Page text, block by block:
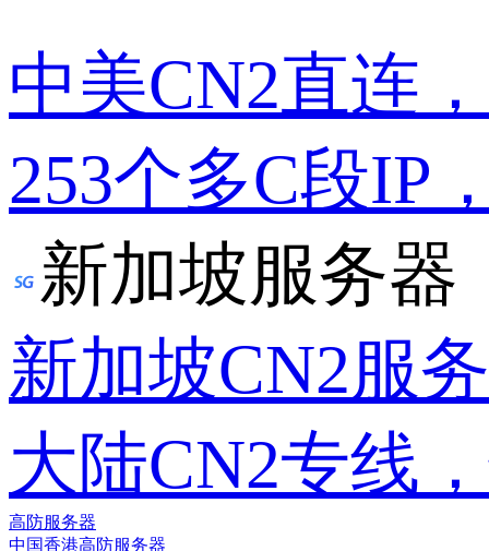
中美CN2直连
253个多C段IP
新加坡服务器
新加坡CN2服
大陆CN2专线
高防服务器
中国香港高防服务器